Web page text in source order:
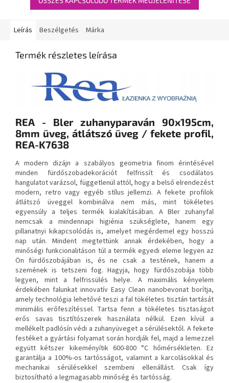
Leírás Beszélgetés Márka
Termék részletes leírása
REA - Bler zuhanyparaván 90x195cm,
8mm üveg, átlátszó üveg / fekete profil,
REA-K7638
A modern dizájn a szabályos geometria finom érintésével
minden fürdőszobadekorációt felfrissít és csodálatos
hangulatot varázsol, függetlenül attól, hogy a belső elrendezést
modern, retro vagy egyéb stílus jellemzi. A fekete profilok
átlátszó üveggel kombinálva nem más, mint tökéletes
egyensúly a teljes termék kialakításában. A Bler zuhanyfal
nemcsak a mindennapi higiénia szükséglete, hanem egy
pillanatnyi kikapcsolódás is, amelyet megérdemel egy hosszú
nap után. Mindent megtettünk annak érdekében, hogy a
minőségi funkcionalitáson túl a termék egyedi eleme legyen az
Ön fürdőszobájában is, és ne csak a testének, hanem a
szemének is tetszeni fog. Hagyja, hogy fürdőszobája több
legyen, mint a felfrissülés helye. A maximális kényelem
érdekében falunkat innovatív Easy Clean nanobevonat borítja,
amely technológia lehetővé teszi a fal tökéletes tisztán tartását
minimális erőfeszítéssel. Tartsa fenn a tökéletes tisztaságot
erős savas tisztítószerek használata nélkül. Ezen kívül a
mellékelt padlósín védi a zuhanyüveget a sérülésektől. A fekete
festéket a gyártási folyamat során hordják fel, majd a lemezzel
együtt kétszer kikeményítik 600-800 °C hőmérsékleten. Ez
garantálja a 100%-os tartósságot, valamint a karcolásokkal és
mechanikai sérülésekkel szembeni ellenállást. Csak így
biztosítható a legmagasabb minőség és tartósság.